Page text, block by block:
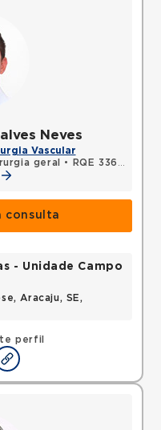
Neves
Vascular
geral •
RQE 3365 - Cirurgia vascular
consulta
perfil
- Unidade Campo
Aracaju, SE,